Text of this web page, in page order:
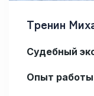
Тренин
Судебный
Опыт работы